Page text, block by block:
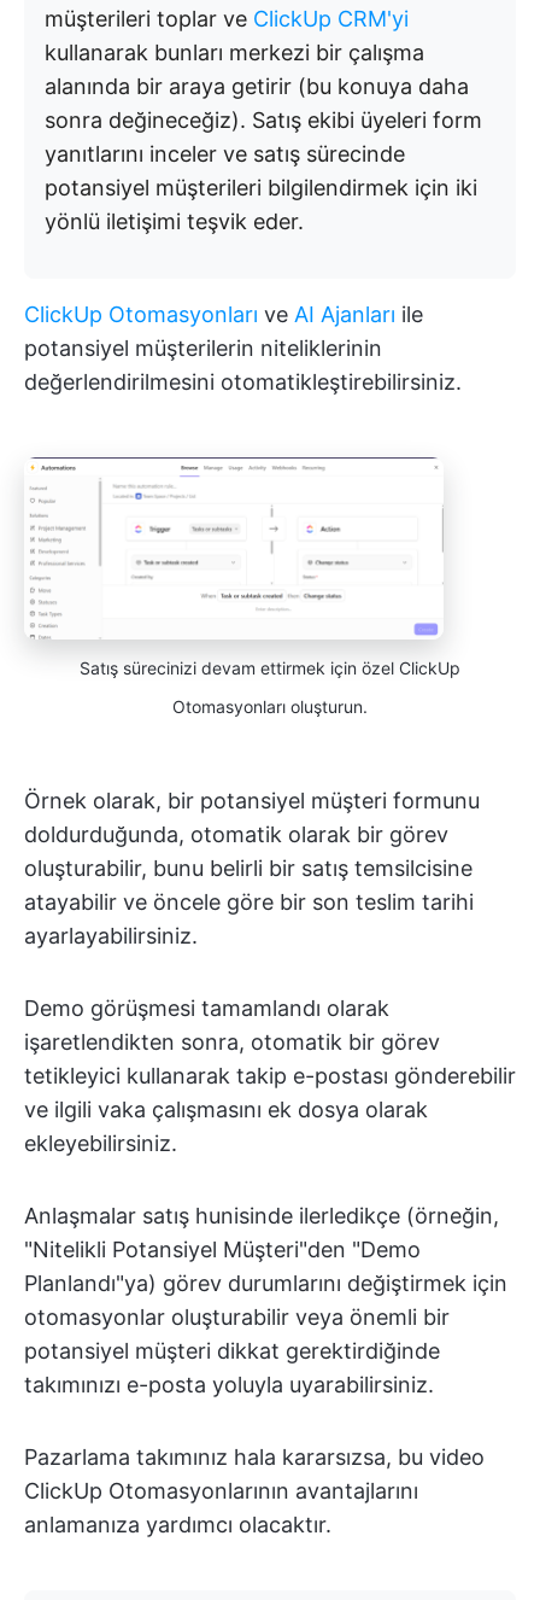
müşterileri toplar ve ClickUp CRM'yi
kullanarak bunları merkezi bir çalışma
alanında bir araya getirir (bu konuya daha
sonra değineceğiz). Satış ekibi üyeleri form
yanıtlarını inceler ve satış sürecinde
potansiyel müşterileri bilgilendirmek için iki
yönlü iletişimi teşvik eder.
ClickUp Otomasyonları ve AI Ajanları ile
potansiyel müşterilerin niteliklerinin
değerlendirilmesini otomatikleştirebilirsiniz.
Satış sürecinizi devam ettirmek için özel ClickUp
Otomasyonları oluşturun.
Örnek olarak, bir potansiyel müşteri formunu
doldurduğunda, otomatik olarak bir görev
oluşturabilir, bunu belirli bir satış temsilcisine
atayabilir ve öncele göre bir son teslim tarihi
ayarlayabilirsiniz.
Demo görüşmesi tamamlandı olarak
işaretlendikten sonra, otomatik bir görev
tetikleyici kullanarak takip e-postası gönderebilir
ve ilgili vaka çalışmasını ek dosya olarak
ekleyebilirsiniz.
Anlaşmalar satış hunisinde ilerledikçe (örneğin,
"Nitelikli Potansiyel Müşteri"den "Demo
Planlandı"ya) görev durumlarını değiştirmek için
otomasyonlar oluşturabilir veya önemli bir
potansiyel müşteri dikkat gerektirdiğinde
takımınızı e-posta yoluyla uyarabilirsiniz.
Pazarlama takımınız hala kararsızsa, bu video
ClickUp Otomasyonlarının avantajlarını
anlamanıza yardımcı olacaktır.